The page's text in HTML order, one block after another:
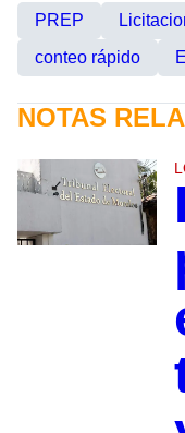
PREP
conteo rápido
NOTAS